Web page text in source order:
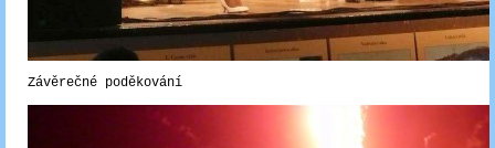
Závěrečné poděkování